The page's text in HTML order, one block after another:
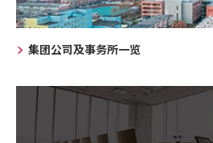
集团公司及事务所一览